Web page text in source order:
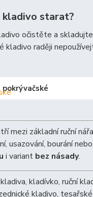
kladivo starat?
očistěte a
kladivo raději
pokrývačské
mezi základní ruční
usazování, bourání
i variant bez násady.
kladívko, ruční
kladivo,